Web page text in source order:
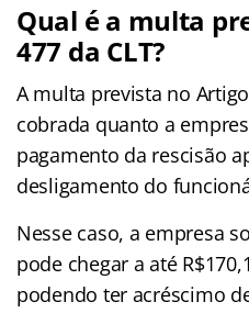
Qual é a multa
477 da CLT?
A multa prevista no
cobrada quanto a
pagamento da rescisão
desligamento do
Nesse caso, a empresa
pode chegar a até
podendo ter acréscimo